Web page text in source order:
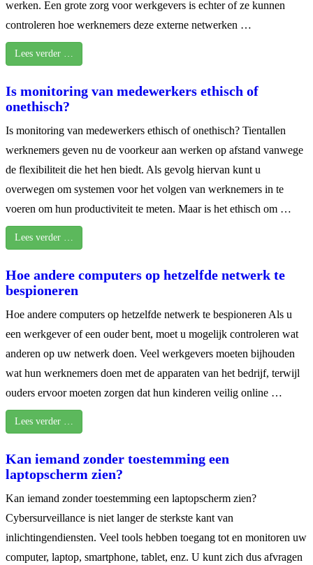
werken. Een grote zorg voor werkgevers is echter of ze kunnen
controleren hoe werknemers deze externe netwerken …
Lees verder …
Is monitoring van medewerkers ethisch of
onethisch?
Is monitoring van medewerkers ethisch of onethisch? Tientallen
werknemers geven nu de voorkeur aan werken op afstand vanwege
de flexibiliteit die het hen biedt. Als gevolg hiervan kunt u
overwegen om systemen voor het volgen van werknemers in te
voeren om hun productiviteit te meten. Maar is het ethisch om …
Lees verder …
Hoe andere computers op hetzelfde netwerk te
bespioneren
Hoe andere computers op hetzelfde netwerk te bespioneren Als u
een werkgever of een ouder bent, moet u mogelijk controleren wat
anderen op uw netwerk doen. Veel werkgevers moeten bijhouden
wat hun werknemers doen met de apparaten van het bedrijf, terwijl
ouders ervoor moeten zorgen dat hun kinderen veilig online …
Lees verder …
Kan iemand zonder toestemming een
laptopscherm zien?
Kan iemand zonder toestemming een laptopscherm zien?
Cybersurveillance is niet langer de sterkste kant van
inlichtingendiensten. Veel tools hebben toegang tot en monitoren uw
computer, laptop, smartphone, tablet, enz. U kunt zich dus afvragen